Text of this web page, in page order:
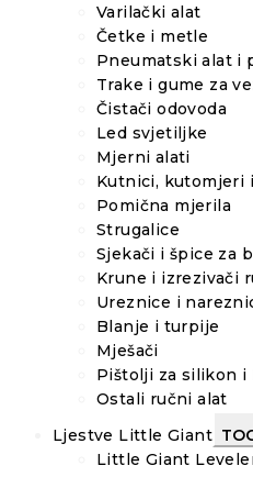
Varilački alat
Četke i metle
Pneumatski alat i
Trake i gume za
Čistači odovoda
Led svjetiljke
Mjerni alati
Kutnici, kutomjeri
Pomična mjerila
Strugalice
Sjekači i špice za
Krune i izrezivači
Ureznice i
Blanje i turpije
Mješači
Pištolji za silikon i
Ostali ručni alat
Ljestve Little Giant
Little Giant